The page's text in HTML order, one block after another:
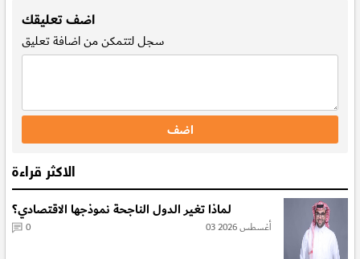
اضف تعليقك
سجللتتمكن من اضافة تعليق
الاكثر قراءة
لماذا تغير الدول الناجحة نموذجها الاقتصادي؟
03 أغسطس 2026 0